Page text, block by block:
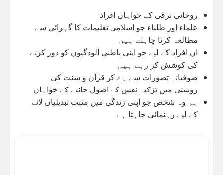
روحانی ترقی کے خواہاں افراد
علماء اور طلباء جو اسلامی تعلیمات کا گہرائی سے
مطالعہ کرنا چاہتے ہیں
ان افراد کے لیے جو اپنی باطنی آلودگیوں کو دور کرنے
کی کوشش کر رہے ہیں
صوفیانہ تصورات سے ہٹ کر قرآن و سنت کی
روشنی میں تزکیہ نفس کے اصول جاننے کے خواہاں
ہر وہ شخص جو اپنی زندگی میں مثبت تبدیلیاں لانے
کے لیے رہنمائی چاہتا ہے